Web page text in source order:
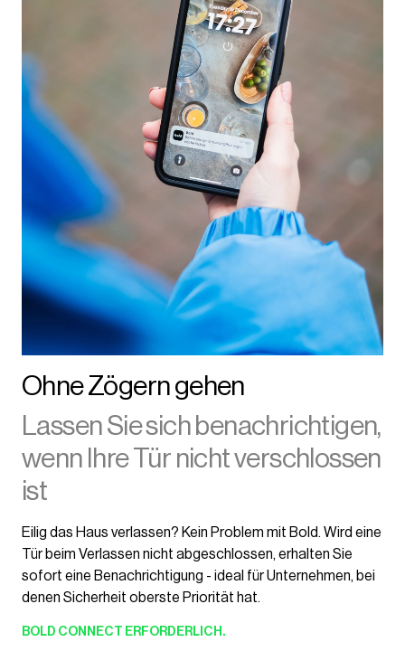
Ohne Zögern gehen
Lassen Sie sich benachrichtigen,
wenn Ihre Tür nicht verschlossen
ist
Eilig das Haus verlassen? Kein Problem mit Bold. Wird eine
Tür beim Verlassen nicht abgeschlossen, erhalten Sie
sofort eine Benachrichtigung - ideal für Unternehmen, bei
denen Sicherheit oberste Priorität hat.
BOLD CONNECT ERFORDERLICH.